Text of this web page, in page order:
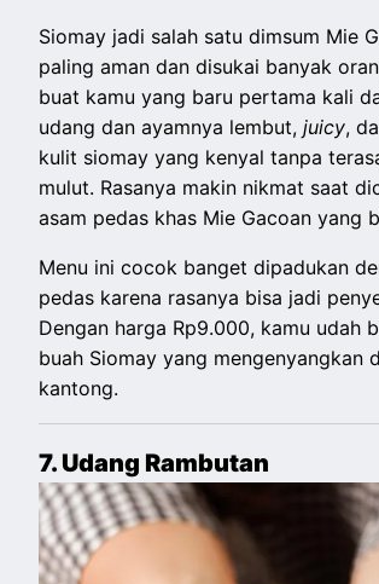
Siomay jadi salah satu dimsum Mie
paling aman dan disukai banyak
buat kamu yang baru pertama kali
udang dan ayamnya lembut,juicy,
kulit siomay yang kenyal tanpa
mulut. Rasanya makin nikmat saat
asam pedas khas Mie Gacoan yang
Menu ini cocok banget dipadukan
pedas karena rasanya bisa jadi
Dengan harga Rp9.000, kamu udah
buah Siomay yang mengenyangkan
kantong.
7. Udang Rambutan